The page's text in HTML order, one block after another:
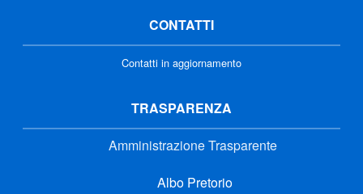
CONTATTI
Contatti in aggiornamento
TRASPARENZA
Amministrazione Trasparente
Albo Pretorio